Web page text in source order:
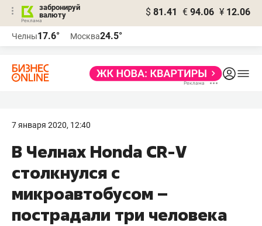
забронируй
валюту
$ 81.41 € 94.06 ¥ 12.06
Челны17.6° Москва24.5°
7 января 2020, 12:40
В Челнах Honda CR-V
столкнулся с
микроавтобусом –
пострадали три человека